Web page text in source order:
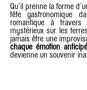
Qu’il prenne la forme
tête gastronomique
romantique à
mystérieux sur les
jamais être une
chaque émotion
devienne un souvenir